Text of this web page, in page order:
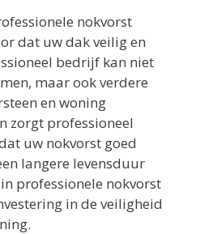
nokvorst
dat uw dak veilig en
bedrijf kan niet
maar ook verdere
en woning
zorgt professioneel
uw nokvorst goed
langere levensduur
professionele nokvorst
in de veiligheid